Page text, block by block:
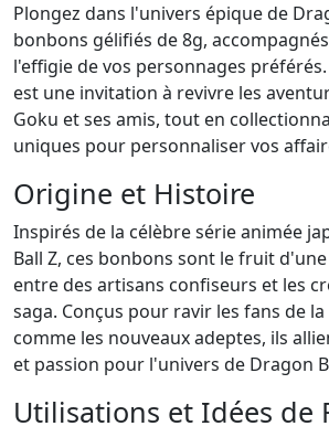
Plongez dans l'univers épique de
bonbons gélifiés de 8g,
l'effigie de vos personnages
est une invitation à revivre les
Goku et ses amis, tout en
uniques pour personnaliser vos
Origine et Histoire
Inspirés de la célèbre série animée
Ball Z, ces bonbons sont le fruit
entre des artisans confiseurs et les
saga. Conçus pour ravir les fans de
comme les nouveaux adeptes, ils
et passion pour l'univers de Dragon
Utilisations et Idées de